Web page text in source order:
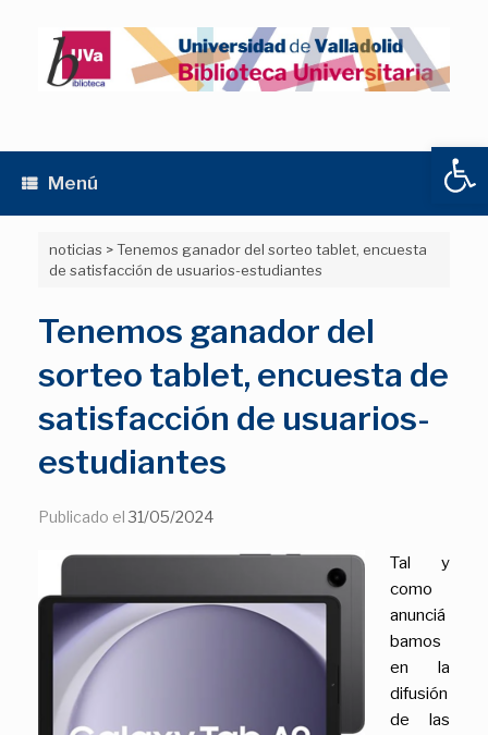
Abrir
contenido
Menú
noticias >Tenemos ganador del sorteo tablet, encuesta
de satisfacción de usuarios-estudiantes
Tenemos ganador del
sorteo tablet, encuesta de
satisfacción de usuarios-
estudiantes
Publicado el31/05/2024
Tal y
como
anunciá
bamos
en la
difusión
de las